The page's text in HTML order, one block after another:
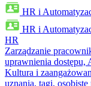
HR i
HR i
HR
Zarządzanie
uprawnienia dostępu,
Kultura i
uznania, tagi,